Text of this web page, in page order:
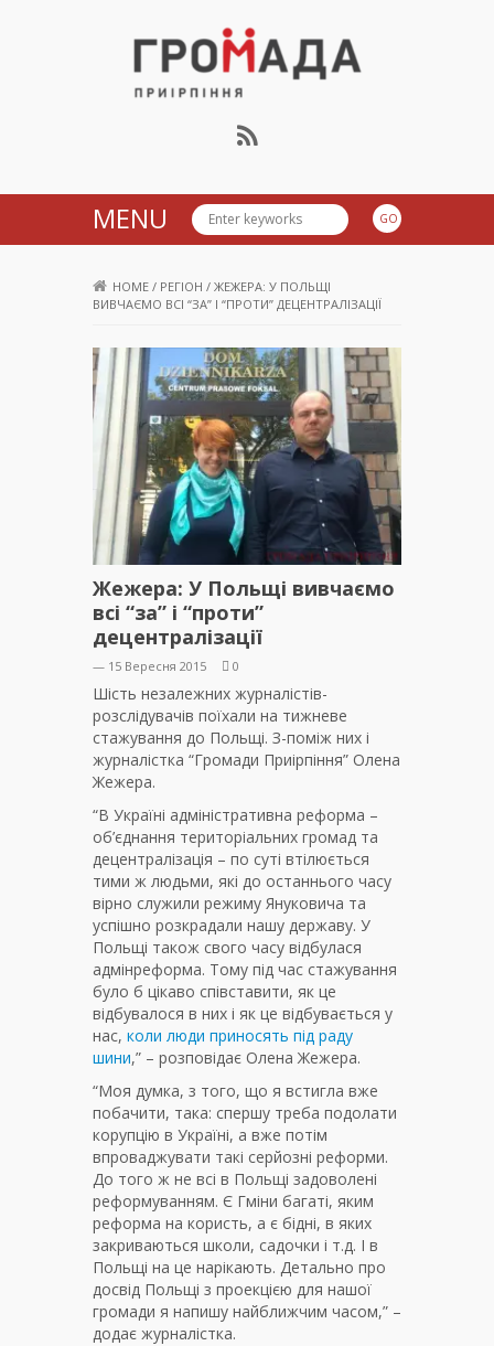
Громада Приірпіння
MENU
HOME / РЕГІОН / ЖЕЖЕРА: У ПОЛЬЩІ
ВИВЧАЄМО ВСІ “ЗА” І “ПРОТИ” ДЕЦЕНТРАЛІЗАЦІЇ
Жежера: У Польщі вивчаємо
всі “за” і “проти”
децентралізації
— 15 Вересня 2015 0
Шість незалежних журналістів-
розслідувачів поїхали на тижневе
стажування до Польщі. З-поміж них і
журналістка “Громади Приірпіння” Олена
Жежера.
“В Україні адміністративна реформа –
об’єднання територіальних громад та
децентралізація – по суті втілюється
тими ж людьми, які до останнього часу
вірно служили режиму Януковича та
успішно розкрадали нашу державу. У
Польщі також свого часу відбулася
адмінреформа. Тому під час стажування
було б цікаво співставити, як це
відбувалося в них і як це відбувається у
нас, коли люди приносять під раду
шини,” – розповідає Олена Жежера.
“Моя думка, з того, що я встигла вже
побачити, така: спершу треба подолати
корупцію в Україні, а вже потім
впроваджувати такі серйозні реформи.
До того ж не всі в Польщі задоволені
реформуванням. Є Гміни багаті, яким
реформа на користь, а є бідні, в яких
закриваються школи, садочки і т.д. І в
Польщі на це нарікають. Детально про
досвід Польщі з проекцією для нашої
громади я напишу найближчим часом,” –
додає журналістка.